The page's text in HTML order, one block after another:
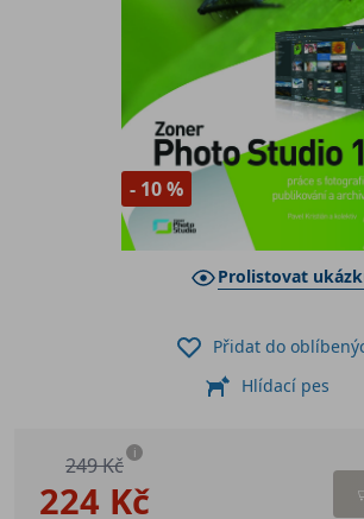
- 10 %
Prolistovat
224 Kč
249 Kč i
Přidat do
Hlídací pes